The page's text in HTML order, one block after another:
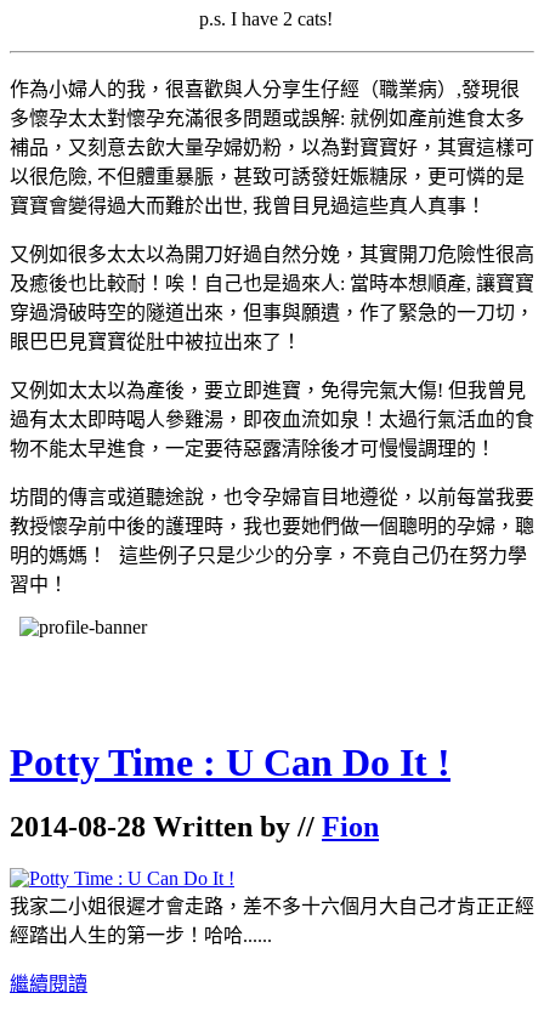
p.s. I have 2 cats!
作為小婦人的我，很喜歡與人分享生仔經（職業病）,發現很
多懷孕太太對懷孕充滿很多問題或誤解: 就例如產前進食太多
補品，又刻意去飲大量孕婦奶粉，以為對寶寶好，其實這樣可
以很危險, 不但體重暴脤，甚致可誘發妊娠糖尿，更可憐的是
寶寶會變得過大而難於出世, 我曾目見過這些真人真事！
又例如很多太太以為開刀好過自然分娩，其實開刀危險性很高
及癒後也比較耐！唉！自己也是過來人: 當時本想順產, 讓寶寶
穿過滑破時空的隧道出來，但事與願遺，作了緊急的一刀切，
眼巴巴見寶寶從肚中被拉出來了！
又例如太太以為產後，要立即進寶，免得完氣大傷! 但我曾見
過有太太即時喝人參雞湯，即夜血流如泉！太過行氣活血的食
物不能太早進食，一定要待惡露清除後才可慢慢調理的！
坊間的傳言或道聽途說，也令孕婦盲目地遵從，以前每當我要
教授懷孕前中後的護理時，我也要她們做一個聰明的孕婦，聰
明的媽媽！ 這些例子只是少少的分享，不竟自己仍在努力學
習中！
Potty Time : U Can Do It !
2014-08-28 Written by // Fion
我家二小姐很遲才會走路，差不多十六個月大自己才肯正正經
經踏出人生的第一步！哈哈......
繼續閱讀